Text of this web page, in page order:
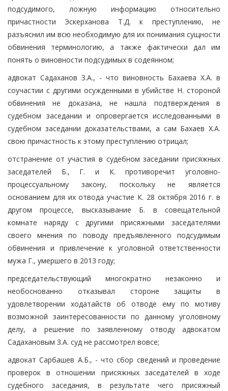
подсудимого, ложную информацию относительно
причастности Эскерханова Т.Д. к преступлению, не
разъяснил им всю необходимую для их понимания сущности
обвинения терминологию, а также фактически дал им
понять о виновности подсудимых в содеянном;
адвокат Садаханов З.А., - что виновность Бахаева Х.А. в
соучастии с другими осужденными в убийстве Н. стороной
обвинения не доказана, не нашла подтверждения в
судебном заседании и опровергается исследованными в
судебном заседании доказательствами, а сам Бахаев Х.А.
свою причастность к этому преступлению отрицал;
отстранение от участия в судебном заседании присяжных
заседателей Б., Г. и К. противоречит уголовно-
процессуальному закону, поскольку не является
основанием для их отвода участие К. 28 октября 2016 г. в
другом процессе, высказывание Б. в совещательной
комнате наряду с другими присяжными заседателями
своего мнения по поводу предъявленного подсудимым
обвинения и привлечение к уголовной ответственности
мужа Г., умершего в 2013 году;
председательствующий многократно незаконно и
необоснованно отказывал стороне защиты в
удовлетворении ходатайств об отводе ему по мотиву
возможной заинтересованности по данному уголовному
делу, а решение по заявленному отводу адвокатом
Садахановым З.А. суд не рассмотрел вовсе;
адвокат Сарбашев А.Б., - что сбор сведений и проведение
проверок в отношении присяжных заседателей в ходе
судебного заседания, в результате чего присяжный